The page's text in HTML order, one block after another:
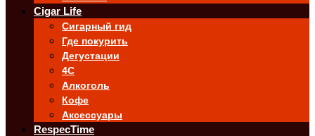
Cigar Life
Сигарный гид
Где покурить
Дегустации
4C
Алкоголь
Кофе
Аксессуары
RespecTime